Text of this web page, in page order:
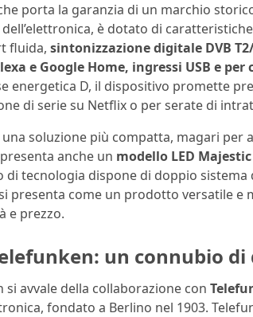
porta la garanzia di un marchio
è dotato di
fluida, sintonizzazione digitale DVB
e Google Home, ingressi USB e
energetica D, il dispositivo promette
di serie su Netflix o per serate di
una soluzione più compatta, magari
anche un modello LED
tecnologia dispone di doppio sistema
presenta come un prodotto versatile
e prezzo.
un connubio
si avvale della collaborazione con
fondato a Berlino nel 1903.